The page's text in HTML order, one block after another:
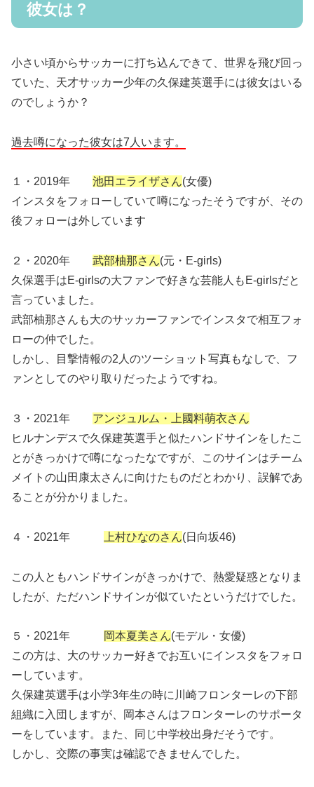
彼女は？
小さい頃からサッカーに打ち込んできて、世界を飛び回っ
ていた、天才サッカー少年の久保建英選手には彼女はいる
のでしょうか？
過去噂になった彼女は7人います。
１・2019年 池田エライザさん(女優)
インスタをフォローしていて噂になったそうですが、その
後フォローは外しています
２・2020年 武部柚那さん(元・E-girls)
久保選手はE-girlsの大ファンで好きな芸能人もE-girlsだと
言っていました。
武部柚那さんも大のサッカーファンでインスタで相互フォ
ローの仲でした。
しかし、目撃情報の2人のツーショット写真もなしで、フ
ァンとしてのやり取りだったようですね。
３・2021年 アンジュルム・上國料萌衣さん
ヒルナンデスで久保建英選手と似たハンドサインをしたこ
とがきっかけで噂になったなですが、このサインはチーム
メイトの山田康太さんに向けたものだとわかり、誤解であ
ることが分かりました。
４・2021年 上村ひなのさん(日向坂46)
この人ともハンドサインがきっかけで、熱愛疑惑となりま
したが、ただハンドサインが似ていたというだけでした。
５・2021年 岡本夏美さん(モデル・女優)
この方は、大のサッカー好きでお互いにインスタをフォロ
ーしています。
久保建英選手は小学3年生の時に川崎フロンターレの下部
組織に入団しますが、岡本さんはフロンターレのサポータ
ーをしています。また、同じ中学校出身だそうです。
しかし、交際の事実は確認できませんでした。